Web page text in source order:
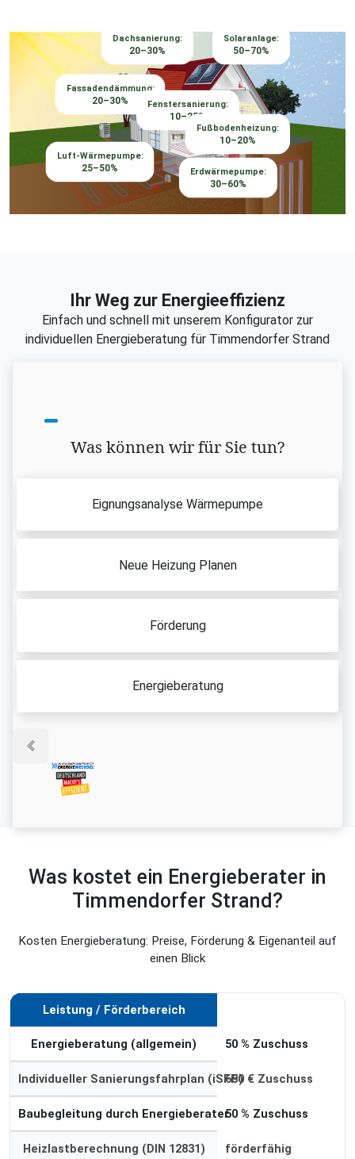
Dachsanierung:
20–30%
Solaranlage:
50–70%
Fassadendämmung:
20–30% Fenstersanierung:
10–25%
Fußbodenheizung:
10–20%
Luft-Wärmepumpe:
25–50% Erdwärmepumpe:
30–60%
Ihr Weg zur Energieeffizienz
Einfach und schnell mit unserem Konfigurator zur
individuellen Energieberatung für Timmendorfer Strand
Was können wir für Sie tun?
Eignungsanalyse Wärmepumpe
Neue Heizung Planen
Förderung
Energieberatung
Was kostet ein Energieberater in
Timmendorfer Strand?
Kosten Energieberatung: Preise, Förderung & Eigenanteil auf
einen Blick
Leistung / Förderbereich
Energieberatung (allgemein) 50 % Zuschuss
Individueller Sanierungsfahrplan (iSFP)650 € Zuschuss
Baubegleitung durch Energieberater50 % Zuschuss
Heizlastberechnung (DIN 12831) förderfähig